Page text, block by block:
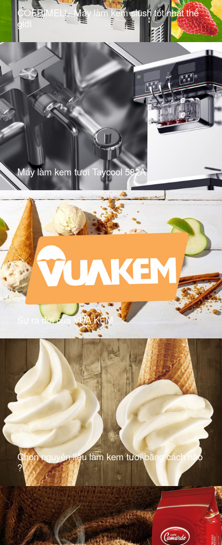
COFRIMELL- Máy làm kem slush tốt nhất thế
giới
Máy làm kem tươi Taycool 582A
Sự ra đời của VUA KEM
Chọn nguyên liệu làm kem tươi bằng cách nào
?